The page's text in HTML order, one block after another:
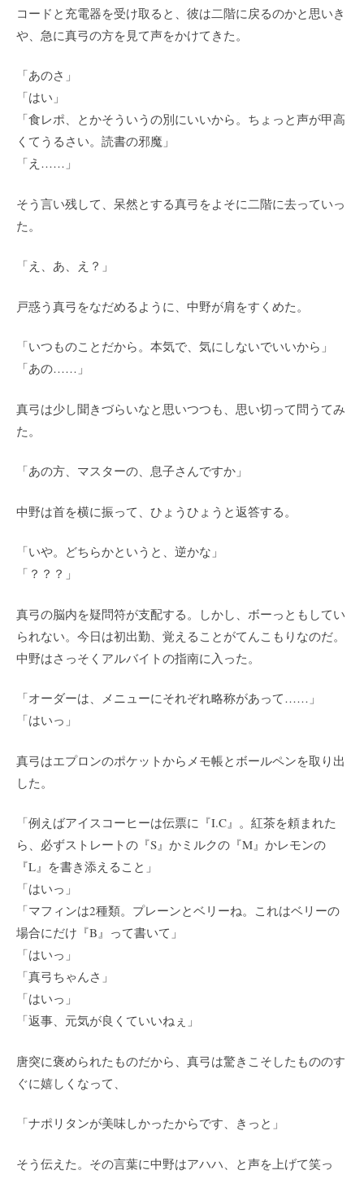
コードと充電器を受け取ると、彼は二階に戻るのかと思いき
や、急に真弓の方を見て声をかけてきた。
「あのさ」
「はい」
「食レポ、とかそういうの別にいいから。ちょっと声が甲高
くてうるさい。読書の邪魔」
「え……」
そう言い残して、呆然とする真弓をよそに二階に去っていっ
た。
「え、あ、え？」
戸惑う真弓をなだめるように、中野が肩をすくめた。
「いつものことだから。本気で、気にしないでいいから」
「あの……」
真弓は少し聞きづらいなと思いつつも、思い切って問うてみ
た。
「あの方、マスターの、息子さんですか」
中野は首を横に振って、ひょうひょうと返答する。
「いや。どちらかというと、逆かな」
「？？？」
真弓の脳内を疑問符が支配する。しかし、ボーっともしてい
られない。今日は初出勤、覚えることがてんこもりなのだ。
中野はさっそくアルバイトの指南に入った。
「オーダーは、メニューにそれぞれ略称があって……」
「はいっ」
真弓はエプロンのポケットからメモ帳とボールペンを取り出
した。
「例えばアイスコーヒーは伝票に『I.C』。紅茶を頼まれた
ら、必ずストレートの『S』かミルクの『M』かレモンの
『L』を書き添えること」
「はいっ」
「マフィンは2種類。プレーンとベリーね。これはベリーの
場合にだけ『B』って書いて」
「はいっ」
「真弓ちゃんさ」
「はいっ」
「返事、元気が良くていいねぇ」
唐突に褒められたものだから、真弓は驚きこそしたもののす
ぐに嬉しくなって、
「ナポリタンが美味しかったからです、きっと」
そう伝えた。その言葉に中野はアハハ、と声を上げて笑っ